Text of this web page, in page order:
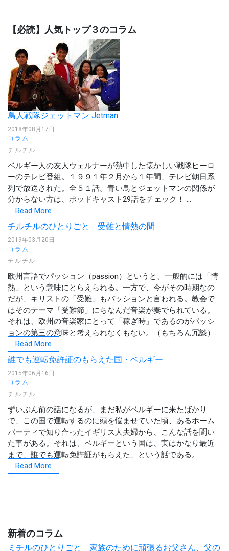
【必読】人気トップ３のコラム
鳥人戦隊ジェットマン Jetman
2018年08月17日
コラム
チルチル
ベルギー人の友人ウェルナーが熱中した懐かしい戦隊ヒーロ
ーのテレビ番組。１９９１年２月から１年間、テレビ朝日系
列で放送された。全５１話。青い鳥とジェットマンの関係が
分からない方は、ポッドキャスト29話をチェック！ ...
Read More
チルチルのひとりごと 受難と情熱の間
2019年03月20日
コラム
チルチル
欧州言語でパッション（passion）というと、一般的には「情
熱」という意味にとらえられる。一方で、今がその時期なの
だが、キリストの「受難」もパッションと言われる。教会で
はそのテーマ「受難節」にちなんだ音楽が奏でられている。
それは、欧州の音楽家にとって「稼ぎ時」であるのがパッシ
ョンの第三の意味と考えられなくもない。（もちろん冗談）...
Read More
誰でも運転免許証のもらえた国・ベルギー
2015年06月16日
コラム
チルチル
ずいぶん前の話になるが、まだ私がベルギーに来たばかり
で、この国で運転するのに頭を悩ませていた頃、あるホーム
パーティで知り合ったイギリス人夫婦から、こんな話を聞い
た事がある。それは、ベルギーという国は、実はかなり最近
まで、誰でも運転免許証がもらえた、という話である。 ...
Read More
新着のコラム
ミチルのひとりごと 家族のために頑張るお父さん、父の